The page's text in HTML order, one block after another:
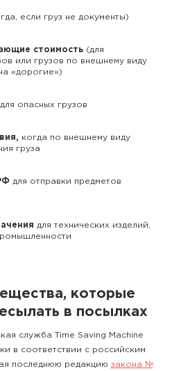
если груз не документы)
стоимость (для
или грузов по внешнему виду
«дорогие»)
для опасных грузов
когда по внешнему виду
груза
для отправки предметов
для технических изделий,
которые
в посылках
служба Time Saving Machine
в соответствии с российским
последнюю редакцию закона №